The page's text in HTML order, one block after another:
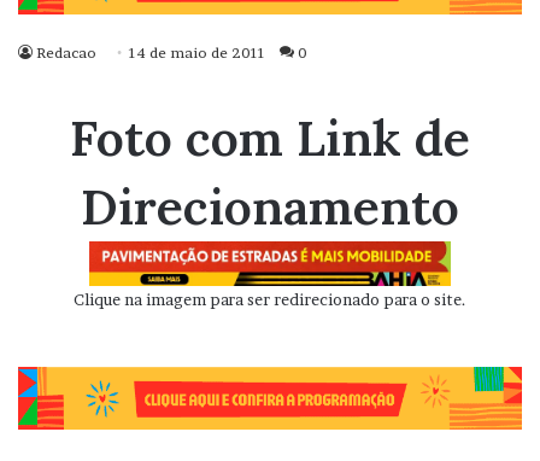
Redacao 14 de maio de 2011 0
Foto com Link de
Direcionamento
Clique na imagem para ser redirecionado para o site.